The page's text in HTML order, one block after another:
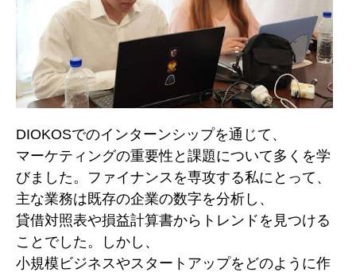
DIOKOSでのインターンシップを通じて、
マーケティングの重要性と課題について多くを学
びました。ファイナンスを専攻する私にとって、
主な業務は既存の企業の数字を分析し、
貸借対照表や損益計算書からトレンドを見つける
ことでした。しかし、
小規模ビジネスやスタートアップをどのように作